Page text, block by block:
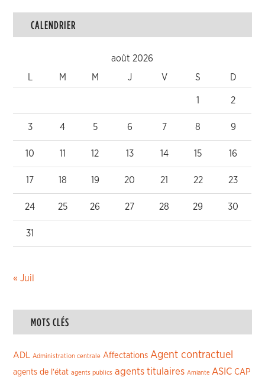
CALENDRIER
août 2026
M M J V S D
1 2
3 4 5 6 7 8 9
10 11 12 13 14 15 16
17 18 19 20 21 22 23
24 25 26 27 28 29 30
31
« Juil
MOTS CLÉS
ADL Administration centrale Affectations Agent contractuel
agents de l'état agents publics agents titulaires Amiante ASIC CAP